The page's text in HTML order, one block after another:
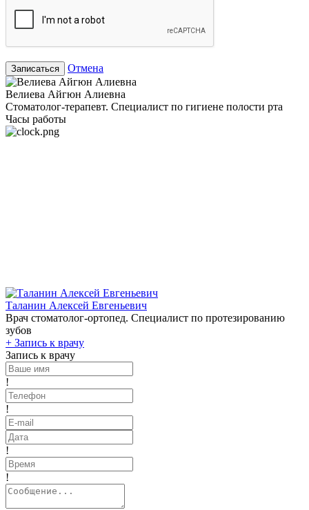
Записаться Отмена
Велиева Айгюн Алиевна
Стоматолог-терапевт. Специалист по гигиене полости рта
Часы работы
Таланин Алексей Евгеньевич
Врач стоматолог-ортопед. Специалист по протезированию
зубов
+ Запись к врачу
Запись к врачу
!
!
!
!